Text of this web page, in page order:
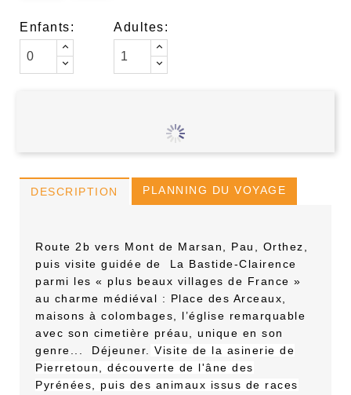
Enfants: Adultes:
DESCRIPTION PLANNING DU VOYAGE
Route 2b vers Mont de Marsan, Pau, Orthez,
puis visite guidée de
La Bastide-Clairence
parmi les « plus beaux villages de France »
au charme médiéval : Place des Arceaux,
maisons à colombages, l’église remarquable
avec son cimetière préau, unique en son
genre...
Déjeuner. Visite de la asinerie de
Pierretoun, découverte de l'âne des
Pyrénées, puis des animaux issus de races